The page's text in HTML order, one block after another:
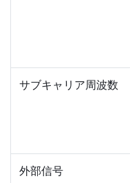
サブキャリア周波数
外部信号